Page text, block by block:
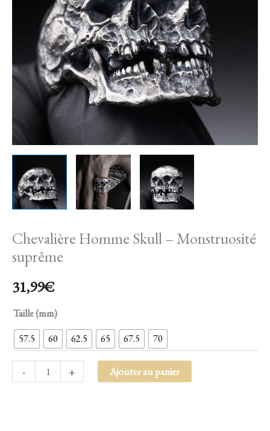
Chevalière Homme Skull – Monstruosité
suprême
31,99€
Taille (mm)
57.5 60 62.5 65 67.5 70
-
Monstruosité
suprême
+ Ajouter au panier